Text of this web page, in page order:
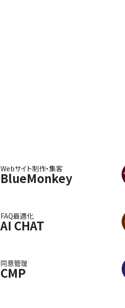
Webサイト制作・集客
BlueMonkey
FAQ最適化
AI CHAT
同意管理
CMP